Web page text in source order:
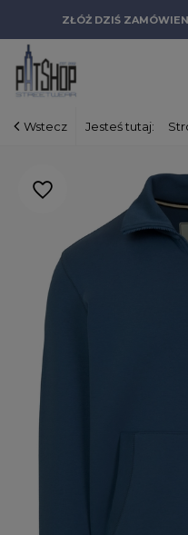
ZŁÓŻ DZIŚ
Wstecz Jesteś tutaj: